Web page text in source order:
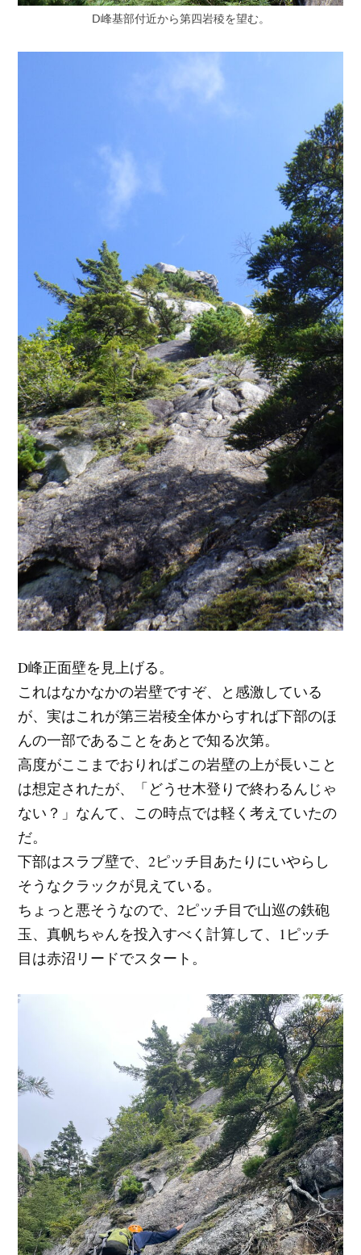
D峰基部付近から第四岩稜を望む。
D峰正面壁を見上げる。
これはなかなかの岩壁ですぞ、と感激している
が、実はこれが第三岩稜全体からすれば下部のほ
んの一部であることをあとで知る次第。
高度がここまでおりればこの岩壁の上が長いこと
は想定されたが、「どうせ木登りで終わるんじゃ
ない？」なんて、この時点では軽く考えていたの
だ。
下部はスラブ壁で、2ピッチ目あたりにいやらし
そうなクラックが見えている。
ちょっと悪そうなので、2ピッチ目で山巡の鉄砲
玉、真帆ちゃんを投入すべく計算して、1ピッチ
目は赤沼リードでスタート。